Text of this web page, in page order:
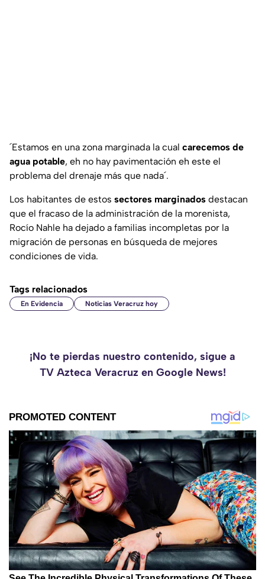
´Estamos en una zona marginada la cual carecemos de
agua potable, eh no hay pavimentación eh este el
problema del drenaje más que nada´.
Los habitantes de estos sectores marginados destacan
que el fracaso de la administración de la morenista,
Rocío Nahle ha dejado a familias incompletas por la
migración de personas en búsqueda de mejores
condiciones de vida.
Tags relacionados
En Evidencia Noticias Veracruz hoy
¡No te pierdas nuestro contenido, sigue a
TV Azteca Veracruz en Google News!